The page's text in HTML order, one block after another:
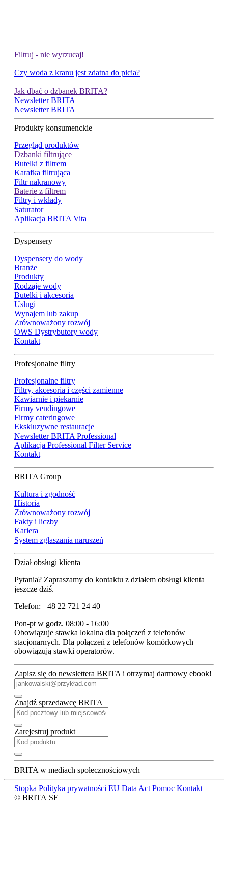
Filtruj - nie wyrzucaj!
Czy woda z kranu jest zdatna do picia?
Jak dbać o dzbanek BRITA?
Newsletter BRITA
Newsletter BRITA
Produkty konsumenckie
Przegląd produktów
Dzbanki filtrujące
Butelki z filtrem
Karafka filtrująca
Filtr nakranowy
Baterie z filtrem
Filtry i wkłady
Saturator
Aplikacja BRITA Vita
Dyspensery
Dyspensery do wody
Branże
Produkty
Rodzaje wody
Butelki i akcesoria
Usługi
Wynajem lub zakup
Zrównoważony rozwój
OWS Dystrybutory wody
Kontakt
Profesjonalne filtry
Profesjonalne filtry
Filtry, akcesoria i części zamienne
Kawiarnie i piekarnie
Firmy vendingowe
Firmy cateringowe
Ekskluzywne restauracje
Newsletter BRITA Professional
Aplikacja Professional Filter Service
Kontakt
BRITA Group
Kultura i zgodność
Historia
Zrównoważony rozwój
Fakty i liczby
Kariera
System zgłaszania naruszeń
Dział obsługi klienta
Pytania? Zapraszamy do kontaktu z działem obsługi klienta
jeszcze dziś.
Telefon: +48 22 721 24 40
Pon-pt w godz. 08:00 - 16:00
Obowiązuje stawka lokalna dla połączeń z telefonów
stacjonarnych. Dla połączeń z telefonów komórkowych
obowiązują stawki operatorów.
Zapisz się do newslettera BRITA i otrzymaj darmowy ebook!
Znajdź sprzedawcę BRITA
Zarejestruj produkt
BRITA w mediach społecznościowych
Stopka Polityka prywatności EU Data Act Pomoc Kontakt
© BRITA SE